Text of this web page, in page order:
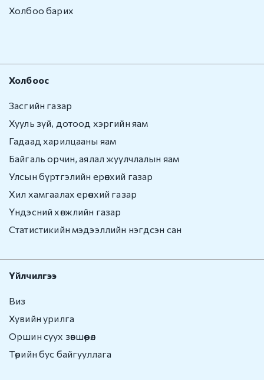
Холбоо барих
Холбоос
Засгийн газар
Хууль зүй, дотоод хэргийн яам
Гадаад харилцааны яам
Байгаль орчин, аялал жуулчлалын яам
Улсын бүртгэлийн ерөнхий газар
Хил хамгаалах ерөнхий газар
Үндэсний хөгжлийн газар
Статистикийн мэдээллийн нэгдсэн сан
Үйлчилгээ
Виз
Хувийн урилга
Оршин суух зөвшөөрөл
Төрийн бус байгууллага